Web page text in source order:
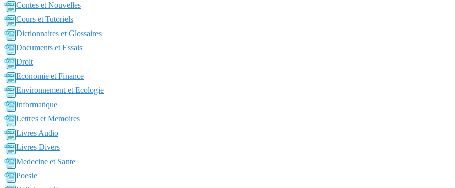
Contes et Nouvelles
Cours et Tutoriels
Dictionnaires et Glossaires
Documents et Essais
Droit
Economie et Finance
Environnement et Ecologie
Informatique
Lettres et Memoires
Livres Audio
Livres Divers
Medecine et Sante
Poesie